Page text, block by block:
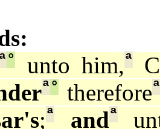
ª° unto him,ª
ª°therefore
;ª andª